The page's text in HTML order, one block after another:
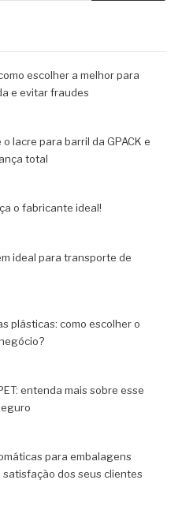
escolher a melhor para
e evitar fraudes
lacre para barril da GPACK e
total
o fabricante ideal!
ideal para transporte de
plásticas: como escolher o
entenda mais sobre esse
para embalagens
dos seus clientes